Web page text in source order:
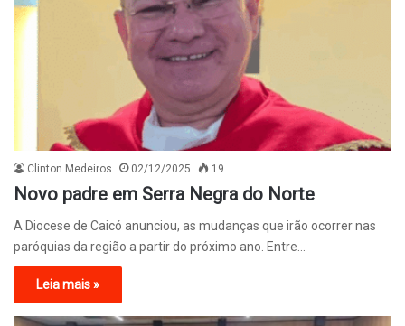
Clinton Medeiros 02/12/2025 19
Novo padre em Serra Negra do Norte
A Diocese de Caicó anunciou, as mudanças que irão ocorrer nas
paróquias da região a partir do próximo ano. Entre…
Leia mais »